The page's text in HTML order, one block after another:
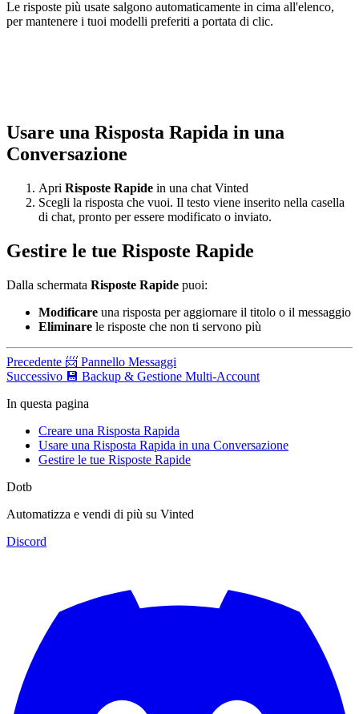
Le risposte più usate salgono automaticamente in cima all'elenco,
per mantenere i tuoi modelli preferiti a portata di clic.
Usare una Risposta Rapida in una
Conversazione
Apri Risposte Rapide in una chat Vinted
Scegli la risposta che vuoi. Il testo viene inserito nella casella
di chat, pronto per essere modificato o inviato.
Gestire le tue Risposte Rapide
Dalla schermata Risposte Rapide puoi:
Modificare una risposta per aggiornare il titolo o il messaggio
Eliminare le risposte che non ti servono più
Precedente 📨 Pannello Messaggi
Successivo 💾 Backup & Gestione Multi-Account
In questa pagina
Creare una Risposta Rapida
Usare una Risposta Rapida in una Conversazione
Gestire le tue Risposte Rapide
Dotb
Automatizza e vendi di più su Vinted
Discord